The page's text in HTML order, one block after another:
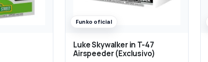
Funko oficial
Luke Skywalker in T-47
Airspeeder (Exclusivo)